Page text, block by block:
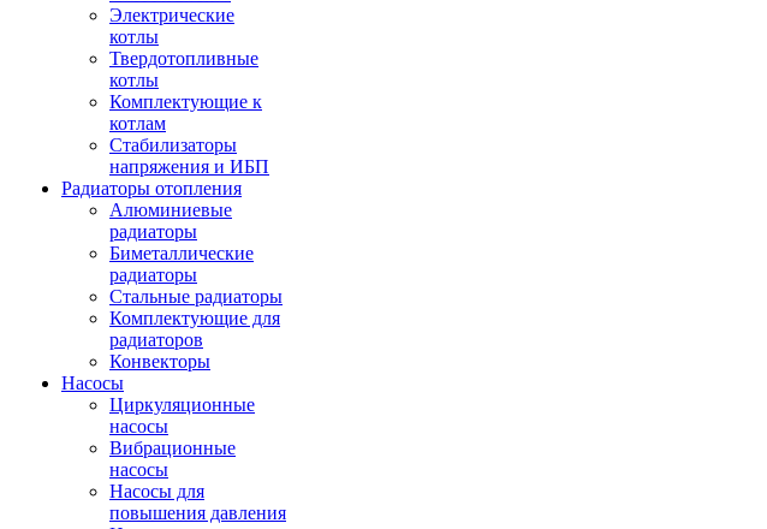
Электрические
котлы
Твердотопливные
котлы
Комплектующие к
котлам
Стабилизаторы
напряжения и ИБП
Радиаторы отопления
Алюминиевые
радиаторы
Биметаллические
радиаторы
Стальные радиаторы
Комплектующие для
радиаторов
Конвекторы
Насосы
Циркуляционные
насосы
Вибрационные
насосы
Насосы для
повышения давления